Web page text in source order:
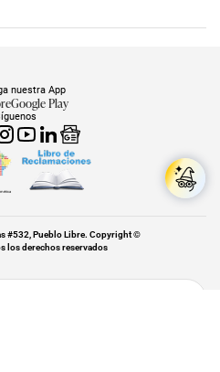
nuestra App
Google Play
#532, Pueblo Libre. Copyright ©
los derechos reservados